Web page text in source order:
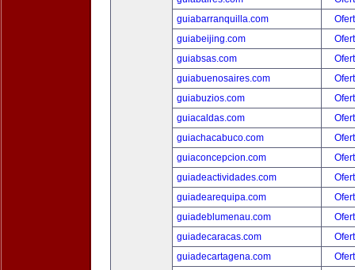
guiabarranquilla.com
guiabeijing.com
guiabsas.com
guiabuenosaires.com
guiabuzios.com
guiacaldas.com
guiachacabuco.com
guiaconcepcion.com
guiadeactividades.com
guiadearequipa.com
guiadeblumenau.com
guiadecaracas.com
guiadecartagena.com